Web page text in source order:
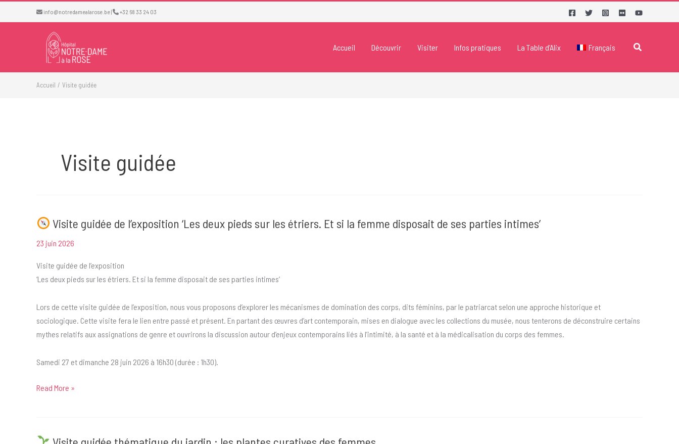
au
info@notredamealarose.be| +32 68 33 24 03
Accueil Découvrir Visiter Infos pratiques La Table d’Alix Français Rechercher
Accueil Visite guidée
Visite guidée
Visite guidée de l’exposition ‘Les deux pieds sur les étriers. Et si la femme disposait de ses parties intimes’
23 juin 2026
Visite guidée de l’exposition
‘Les deux pieds sur les étriers. Et si la femme disposait de ses parties intimes’
Lors de cette visite guidée de l’exposition, nous vous proposons d’explorer les mécanismes de domination des corps, dits féminins, par le patriarcat selon une approche historique et
sociologique. Cette visite fera le lien entre passé et présent. En partant des œuvres d’art contemporain, mises en dialogue avec les collections du musée, nous tenterons de déconstruire certains
mythes relatifs aux assignations de genre et ouvrirons la discussion autour d’enjeux contemporains liés à l’intimité, à la santé et à la médicalisation du corps des femmes.
Samedi 27 et dimanche 28 juin 2026 à 16h30 (durée : 1h30).
l’exposition
Read More »